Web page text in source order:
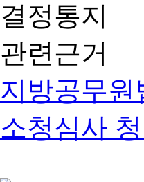
결정통지
관련근거
지방공무원
소청심사